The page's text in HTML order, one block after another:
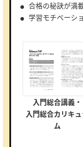
合格の秘訣が満
学習モチベーシ
入門総合講義・
入門総合カリキュ
ム